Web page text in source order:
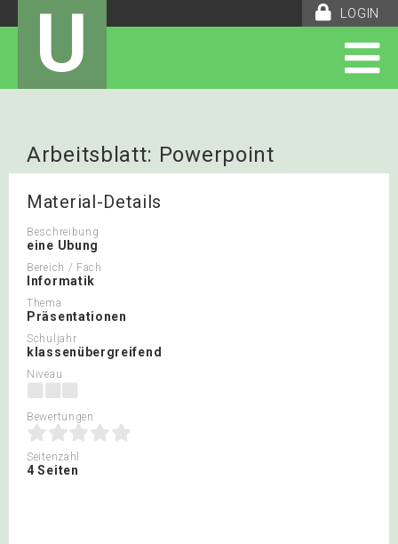
LOGIN
U
Arbeitsblatt: Powerpoint
Material-Details
Beschreibung
eine Ubung
Bereich / Fach
Informatik
Thema
Präsentationen
Schuljahr
klassenübergreifend
Niveau
Bewertungen
Seitenzahl
4 Seiten